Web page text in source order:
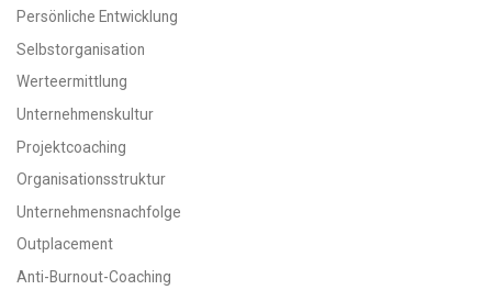
Persönliche Entwicklung
Selbstorganisation
Werteermittlung
Unternehmenskultur
Projektcoaching
Organisationsstruktur
Unternehmensnachfolge
Outplacement
Anti-Burnout-Coaching